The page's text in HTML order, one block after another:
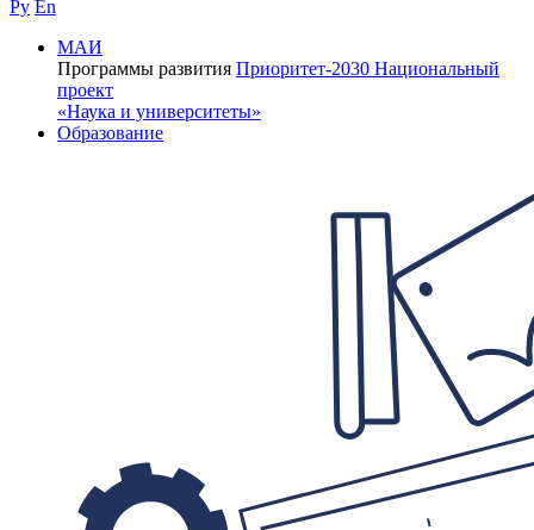
Ру En
МАИ
Программы развития Приоритет-2030 Национальный
проект
«Наука и университеты»
Образование